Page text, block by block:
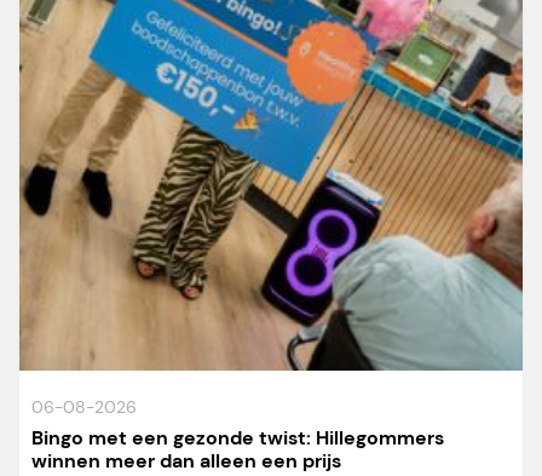
06-08-2026
Bingo met een gezonde twist: Hillegommers
winnen meer dan alleen een prijs